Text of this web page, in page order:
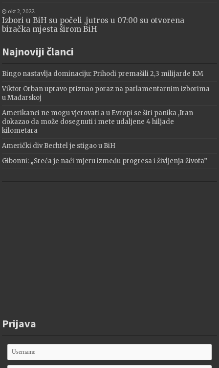
okt 2, 2022
Izbori u BiH su počeli ,jutros u 07:00 su otvorena
biračka mjesta širom BiH
Najnoviji članci
Bingo nastavlja dominaciju: Prihodi premašili 2,3 milijarde KM
Viktor Orban upravo priznao poraz na parlamentarnim izborima
u Mađarskoj
Amerikanci ne mogu vjerovati a u Evropi se širi panika ,Iran
dokazao da može dosegnuti i mete udaljene 4 hiljade
kilometara
Američki div Bechtel je stigao u BiH
Gibonni: „Sreća je naći mjeru između progresa i življenja života”
Prijava